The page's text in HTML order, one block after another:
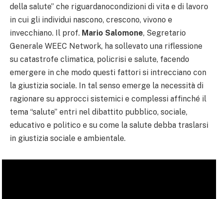
della salute” che riguardanocondizioni di vita e di lavoro
in cui gli individui nascono, crescono, vivono e
invecchiano. Il prof. Mario Salomone, Segretario
Generale WEEC Network, ha sollevato una riflessione
su catastrofe climatica, policrisi e salute, facendo
emergere in che modo questi fattori si intrecciano con
la giustizia sociale. In tal senso emerge la necessità di
ragionare su approcci sistemici e complessi affinché il
tema “salute” entri nel dibattito pubblico, sociale,
educativo e politico e su come la salute debba traslarsi
in giustizia sociale e ambientale.